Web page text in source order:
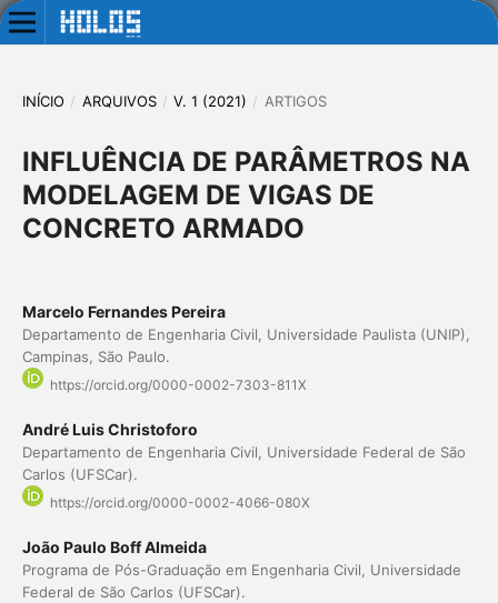
INÍCIO / ARQUIVOS / V. 1 (2021) / ARTIGOS
INFLUÊNCIA DE PARÂMETROS NA
MODELAGEM DE VIGAS DE
CONCRETO ARMADO
Marcelo Fernandes Pereira
Departamento de Engenharia Civil, Universidade Paulista (UNIP),
Campinas, São Paulo.
https://orcid.org/0000-0002-7303-811X
André Luis Christoforo
Departamento de Engenharia Civil, Universidade Federal de São
Carlos (UFSCar).
https://orcid.org/0000-0002-4066-080X
João Paulo Boff Almeida
Programa de Pós-Graduação em Engenharia Civil, Universidade
Federal de São Carlos (UFSCar).